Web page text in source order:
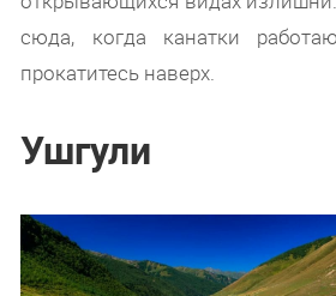
сюда, когда канатки
прокатитесь наверх.
Ушгули